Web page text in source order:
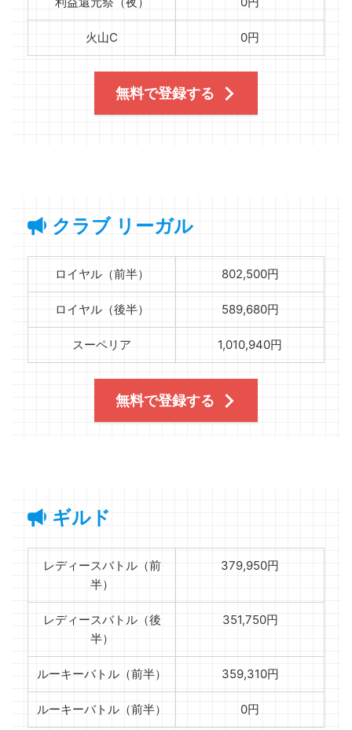
火山C 0円
無料で登録する
クラブ リーガル
ロイヤル（前半） 802,500円
ロイヤル（後半） 589,680円
スーペリア 1,010,940円
無料で登録する
ギルド
レディースバトル（前
半）
379,950円
レディースバトル（後
半）
351,750円
ルーキーバトル（前半） 359,310円
ルーキーバトル（前半） 0円